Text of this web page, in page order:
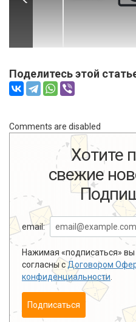
Поделитесь этой
Comments are disabled
Хотите
свежие
email:
Нажимая «подписаться»
согласны сДоговором
конфиденциальности
Подписаться